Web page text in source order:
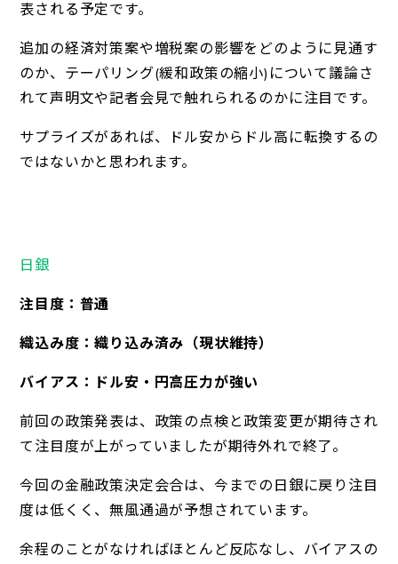
表される予定です。
追加の経済対策案や増税案の影響をどのように見通す
のか、テーパリング(緩和政策の縮小)について議論さ
れて声明文や記者会見で触れられるのかに注目です。
サプライズがあれば、ドル安からドル高に転換するの
ではないかと思われます。
日銀
注目度：普通
織込み度：織り込み済み（現状維持）
バイアス：ドル安・円高圧力が強い
前回の政策発表は、政策の点検と政策変更が期待され
て注目度が上がっていましたが期待外れで終了。
今回の金融政策決定会合は、今までの日銀に戻り注目
度は低くく、無風通過が予想されています。
余程のことがなければほとんど反応なし、バイアスの